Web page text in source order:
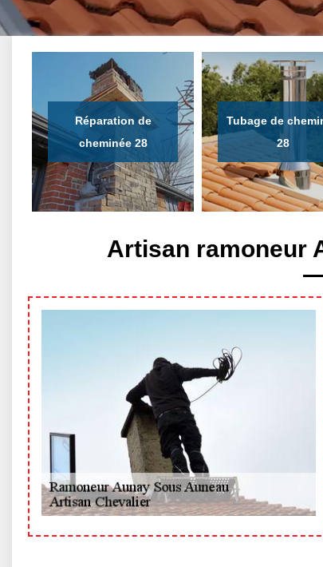
Réparation de
cheminée 28
Tubage de
28
Artisan ramoneur